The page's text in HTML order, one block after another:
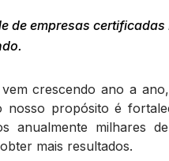
empresas certificadas
crescendo ano a
nosso propósito é
anualmente milhares
mais resultados.